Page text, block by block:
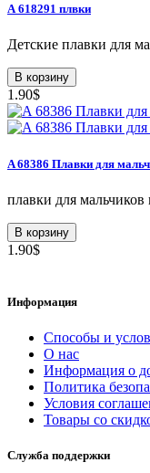
А 618291 плвки
Детские плавки для
В корзину
1.90$
A 68386 Плавки для
плавки для
В корзину
1.90$
Информация
Способы и
О нас
Информация о
Политика
Условия
Товары со
Служба поддержки